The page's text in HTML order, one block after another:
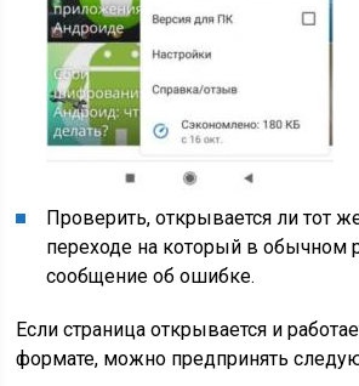
Проверить, открывается ли тот
переходе на который в обычном
сообщение об ошибке.
Если страница открывается и
формате, можно предпринять